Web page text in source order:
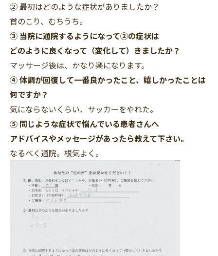
② 最初はどのような症状がありましたか？
首のこり、むちうち。
③ 当院に通院するようになって②の症状は
どのように良くなって（変化して）きましたか？
マッサージ後は、かなり楽になります。
④ 体調が回復して一番良かったこと、嬉しかったことは
何ですか？
気にならないくらい、サッカーをやれた。
⑤ 同じような症状で悩んでいる患者さんへ
アドバイスやメッセージがあったら教えて下さい。
なるべく通院。根気よく。